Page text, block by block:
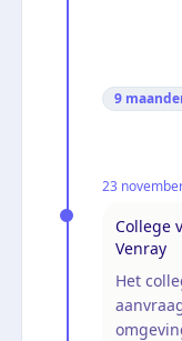
9
23
College
Venray
Het